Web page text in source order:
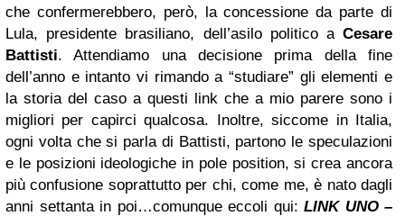
che confermerebbero, però, la concessione da parte di
Lula, presidente brasiliano, dell’asilo politico a Cesare
Battisti. Attendiamo una decisione prima della fine
dell’anno e intanto vi rimando a “studiare” gli elementi e
la storia del caso a questi link che a mio parere sono i
migliori per capirci qualcosa. Inoltre, siccome in Italia,
ogni volta che si parla di Battisti, partono le speculazioni
e le posizioni ideologiche in pole position, si crea ancora
più confusione soprattutto per chi, come me, è nato dagli
anni settanta in poi…comunque eccoli qui: LINK UNO –